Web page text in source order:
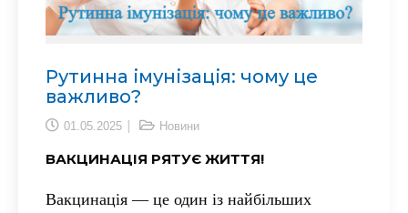
Рутинна імунізація: чому це
важливо?
01.05.2025 Новини
ВАКЦИНАЦІЯ РЯТУЄ ЖИТТЯ!
Вакцинація — це один із найбільших